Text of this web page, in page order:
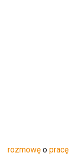
rozmowę o pracę